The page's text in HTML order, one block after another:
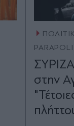
στην